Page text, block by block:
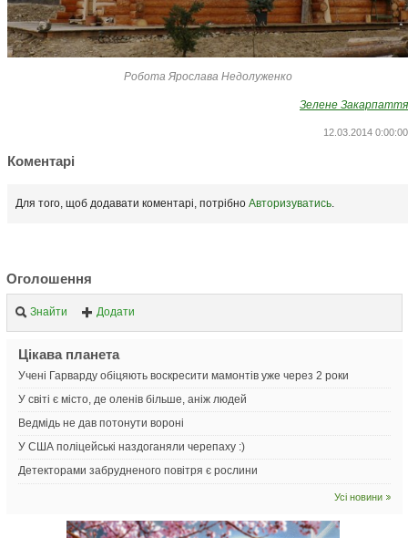
Робота Ярослава Недолуженко
Зелене Закарпаття
12.03.2014 0:00:00
Коментарі
Для того, щоб додавати коментарі, потрібноАвторизуватись
Оголошення
Знайти Додати
Цікава планета
Учені Гарварду обіцяють воскресити мамонтів уже через 2 роки
У світі є місто, де оленів більше, аніж людей
Ведмідь не дав потонути вороні
У США поліцейські наздоганяли черепаху :)
Детекторами забрудненого повітря є рослини
Усі новини